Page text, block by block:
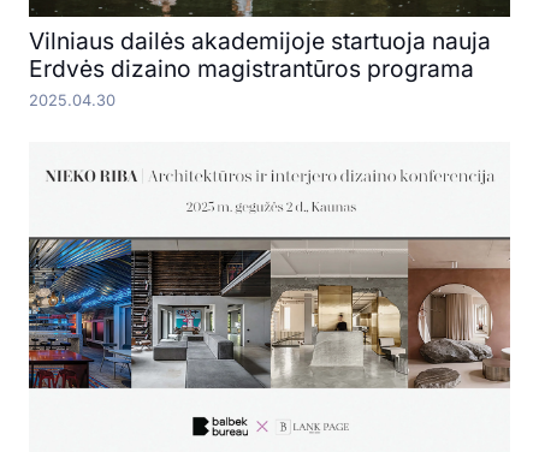
Vilniaus dailės akademijoje startuoja nauja
Erdvės dizaino magistrantūros programa
2025.04.30